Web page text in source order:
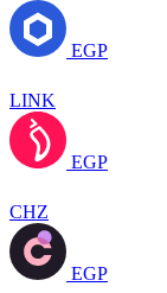
EGP
LINK
EGP
CHZ
EGP